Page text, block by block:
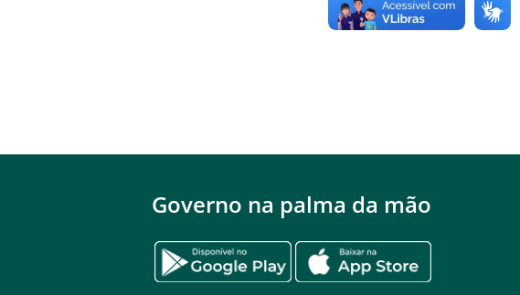
Governo na palma da mão